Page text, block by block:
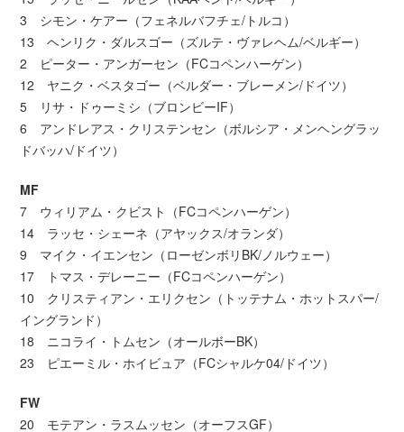
3 シモン・ケアー（フェネルバフチェ/トルコ）
13 ヘンリク・ダルスゴー（ズルテ・ヴァレヘム/ベルギー）
2 ピーター・アンガーセン（FCコペンハーゲン）
12 ヤニク・ベスタゴー（ベルダー・ブレーメン/ドイツ）
5 リサ・ドゥーミシ（ブロンビーIF）
6 アンドレアス・クリステンセン（ボルシア・メンヘングラッ
ドバッハ/ドイツ）
MF
7 ウィリアム・クビスト（FCコペンハーゲン）
14 ラッセ・シェーネ（アヤックス/オランダ）
9 マイク・イエンセン（ローゼンボリBK/ノルウェー）
17 トマス・デレーニー（FCコペンハーゲン）
10 クリスティアン・エリクセン（トッテナム・ホットスパー/
イングランド）
18 ニコライ・トムセン（オールボーBK）
23 ピエーミル・ホイビュア（FCシャルケ04/ドイツ）
FW
20 モテアン・ラスムッセン（オーフスGF）